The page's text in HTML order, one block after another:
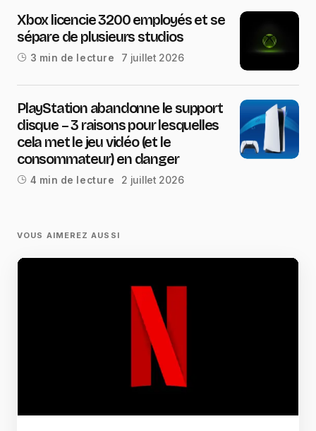
Xbox licencie 3200 employés et se
sépare de plusieurs studios
3 min de lecture 7 juillet 2026
PlayStation abandonne le support
disque – 3 raisons pour lesquelles
cela met le jeu vidéo (et le
consommateur) en danger
4 min de lecture 2 juillet 2026
VOUS AIMEREZ AUSSI